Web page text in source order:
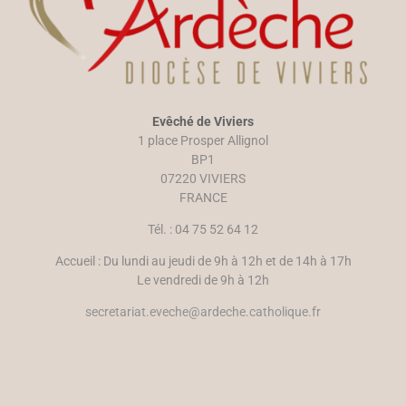
Evêché de Viviers
1 place Prosper Allignol
BP1
07220 VIVIERS
FRANCE
Tél. : 04 75 52 64 12
Accueil : Du lundi au jeudi de 9h à 12h et de 14h à 17h
Le vendredi de 9h à 12h
secretariat.eveche@ardeche.catholique.fr